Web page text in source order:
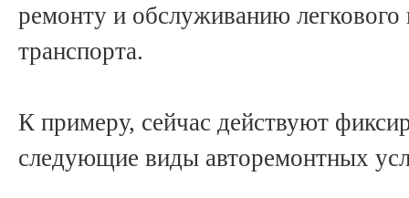
ремонту и обслуживанию легкового
транспорта.
К примеру, сейчас действуют
следующие виды авторемонтных